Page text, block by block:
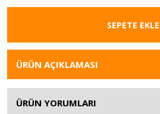
SEPETE EKLE
ÜRÜN AÇIKLAMASI
ÜRÜN YORUMLARI